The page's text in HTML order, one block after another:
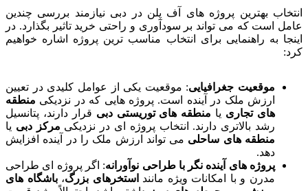
انتخاب بهترین پروژه های آف پلن در دبی نیازمند بررسی چندین
عامل است که می تواند بر سودآوری و راحتی خرید تاثیر بگذارد. در
اینجا به راهنمایی برای انتخاب مناسب ترین پروژه اشاره خواهیم
کرد:
موقعیت جغرافیایی: موقعیت یکی از عوامل کلیدی در تعیین
ارزش ملک در آینده است. پروژه هایی که در نزدیکی منطقه
های تجاری یا منطقه های توریستی دبی قرار دارند، پتانسیل
رشد بالاتری دارند. انتخاب پروژه ای در نزدیکی مرکز دبی یا
منطقه های ساحلی می تواند ارزش ملک را در آینده افزایش
دهد.
پروژه های آینده نگر با طراحی نوآورانه: اگر پروژه ای طراحی
مدرن و با امکانات ویژه مانند استخرهای بزرگ،باشگاه های